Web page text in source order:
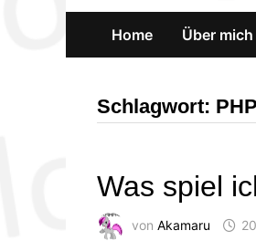
Home Über mich
Schlagwort: PHP
Was spiel
vonAkamaru